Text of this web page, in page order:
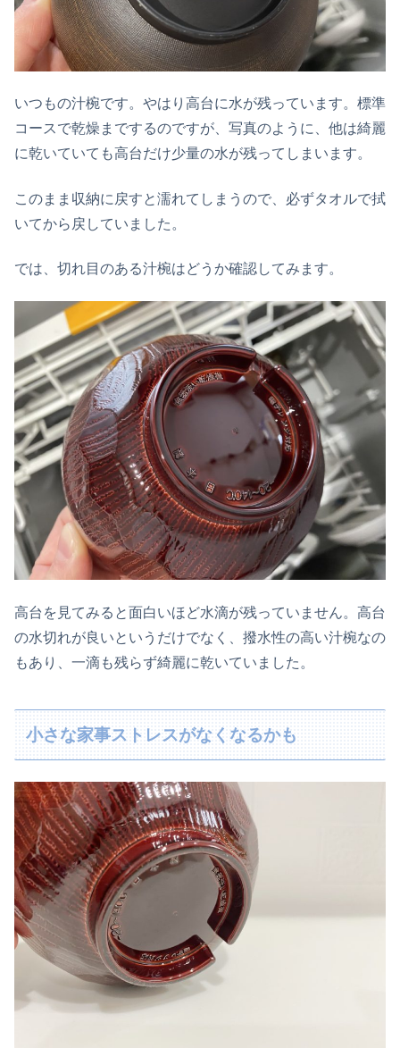
いつもの汁椀です。やはり高台に水が残っています。標準
コースで乾燥までするのですが、写真のように、他は綺麗
に乾いていても高台だけ少量の水が残ってしまいます。
このまま収納に戻すと濡れてしまうので、必ずタオルで拭
いてから戻していました。
では、切れ目のある汁椀はどうか確認してみます。
高台を見てみると面白いほど水滴が残っていません。高台
の水切れが良いというだけでなく、撥水性の高い汁椀なの
もあり、一滴も残らず綺麗に乾いていました。
小さな家事ストレスがなくなるかも